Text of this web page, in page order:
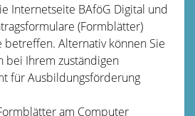
Internetseite BAföG Digital und
(Formblätter)
betreffen. Alternativ können Sie
bei Ihrem zuständigen
für Ausbildungsförderung
am Computer